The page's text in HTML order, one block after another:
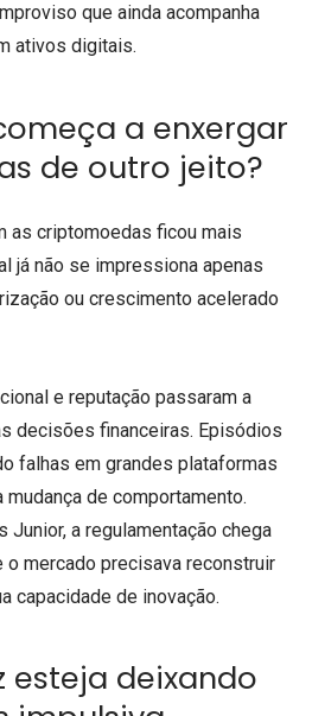
que ainda acompanha
ativos digitais.
a enxergar
de outro jeito?
as criptomoedas ficou mais
já não se impressiona apenas
ou crescimento acelerado
e reputação passaram a
decisões financeiras. Episódios
falhas em grandes plataformas
mudança de comportamento.
Junior, a regulamentação chega
o mercado precisava reconstruir
capacidade de inovação.
esteja deixando